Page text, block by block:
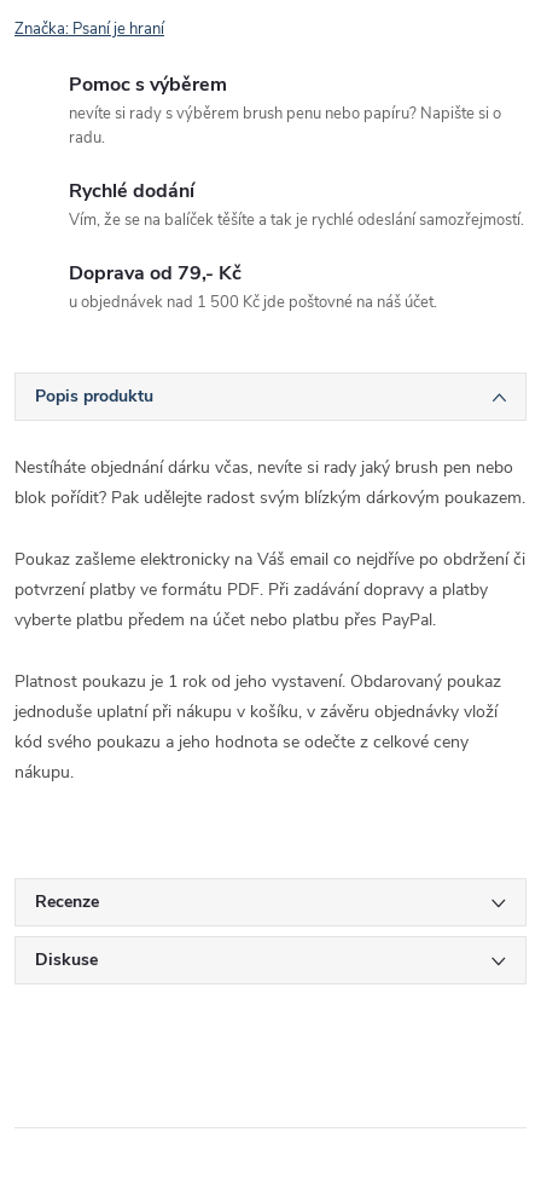
Značka: Psaní je hraní
Pomoc s výběrem
nevíte si rady s výběrem brush penu nebo papíru? Napište si o
radu.
Rychlé dodání
Vím, že se na balíček těšíte a tak je rychlé odeslání samozřejmostí.
Doprava od 79,- Kč
u objednávek nad 1 500 Kč jde poštovné na náš účet.
Popis produktu
Nestíháte objednání dárku včas, nevíte si rady jaký brush pen nebo
blok pořídit? Pak udělejte radost svým blízkým dárkovým poukazem.
Poukaz zašleme elektronicky na Váš email co nejdříve po obdržení či
potvrzení platby ve formátu PDF. Při zadávání dopravy a platby
vyberte platbu předem na účet nebo platbu přes PayPal.
Platnost poukazu je 1 rok od jeho vystavení. Obdarovaný poukaz
jednoduše uplatní při nákupu v košíku, v závěru objednávky vloží
kód svého poukazu a jeho hodnota se odečte z celkové ceny
nákupu.
Recenze
Diskuse